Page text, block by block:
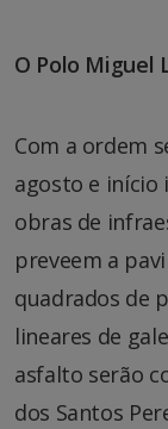
O Polo Miguel
Com a ordem
agosto e início
obras de
preveem a
quadrados de
lineares de
asfalto serão
dos Santos